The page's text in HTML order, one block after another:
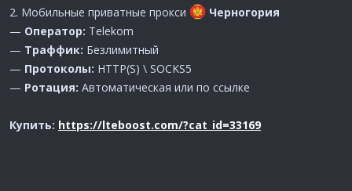
2. Мобильные приватные прокси
Черногория
— Оператор: Telekom
— Траффик: Безлимитный
— Протоколы: HTTP(S) \ SOCKS5
— Ротация: Автоматическая или по ссылке
Купить: https://lteboost.com/?cat_id=33169